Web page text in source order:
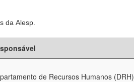
da Alesp.
de Recursos Humanos (DRH)